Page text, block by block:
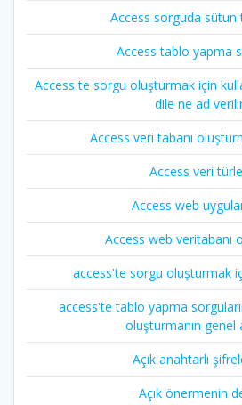
Access sorguda sütun
Access tablo yapma
Access te sorgu oluşturmak için
dile ne ad
Access veri tabanı
Access veri
Access web
Access web veritabanı
access'te sorgu oluşturmak
access'te tablo yapma
oluşturmanın genel
Açık anahtarlı
Açık önermenin